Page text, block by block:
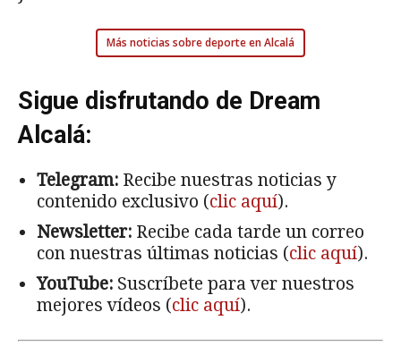
Más noticias sobre deporte en Alcalá
Sigue disfrutando de Dream
Alcalá:
Telegram: Recibe nuestras noticias y
contenido exclusivo (clic aquí).
Newsletter: Recibe cada tarde un correo
con nuestras últimas noticias (clic aquí).
YouTube: Suscríbete para ver nuestros
mejores vídeos (clic aquí).